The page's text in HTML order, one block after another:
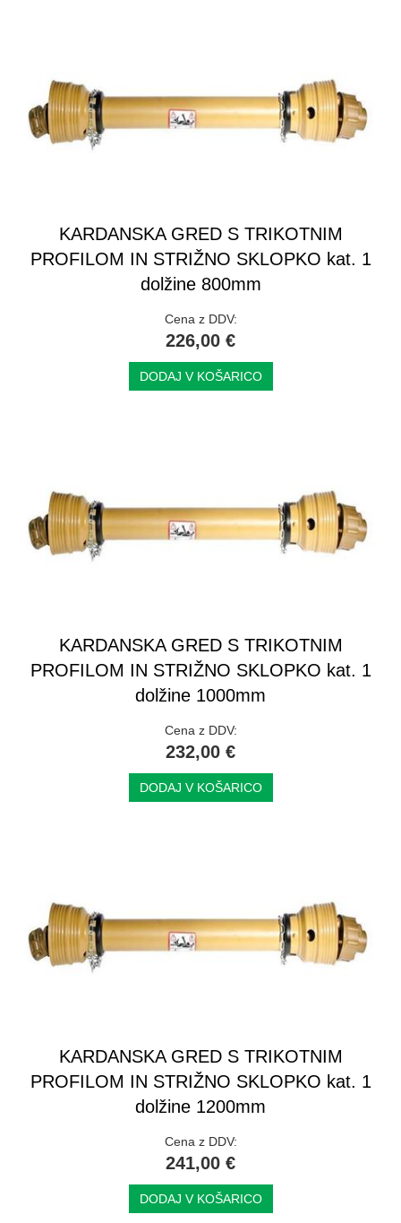
KARDANSKA GRED S TRIKOTNIM
PROFILOM IN STRIŽNO SKLOPKO kat. 1
dolžine 800mm
Cena z DDV:
226,00 €
DODAJ V KOŠARICO
KARDANSKA GRED S TRIKOTNIM
PROFILOM IN STRIŽNO SKLOPKO kat. 1
dolžine 1000mm
Cena z DDV:
232,00 €
DODAJ V KOŠARICO
KARDANSKA GRED S TRIKOTNIM
PROFILOM IN STRIŽNO SKLOPKO kat. 1
dolžine 1200mm
Cena z DDV:
241,00 €
DODAJ V KOŠARICO